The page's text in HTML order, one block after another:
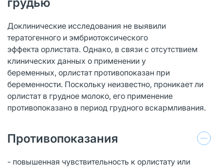
Доклинические исследования не выявили
тератогенного и эмбриотоксического
эффекта орлистата. Однако, в связи с отсутствием
клинических данных о применении у
беременных, орлистат противопоказан при
беременности. Поскольку неизвестно, проникает ли
орлистат в грудное молоко, его применение
противопоказано в период грудного вскармливания.
Противопоказания
- повышенная чувствительность к орлистату или